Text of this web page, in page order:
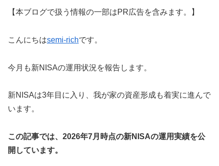
【本ブログで扱う情報の一部はPR広告を含みます。】
こんにちはsemi-richです。
今月も新NISAの運用状況を報告します。
新NISAは3年目に入り、我が家の資産形成も着実に進んで
います。
この記事では、2026年7月時点の新NISAの運用実績を公
開しています。